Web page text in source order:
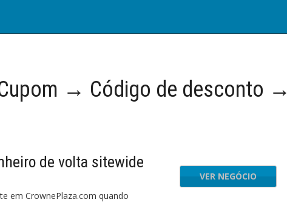
→ Código de desconto →
de volta sitewide
em CrownePlaza.com quando
VER NEGÓCIO